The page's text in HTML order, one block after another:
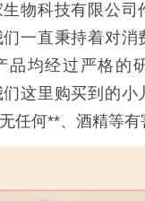
物科技有限公司
一直秉持着对消
品均经过严格的
这里购买到的小
任何**、酒精等有